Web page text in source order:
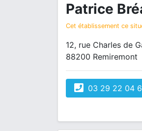
Patrice
Cet établissement ce
12, rue Charles de
88200 Remiremont
03 29 22 04